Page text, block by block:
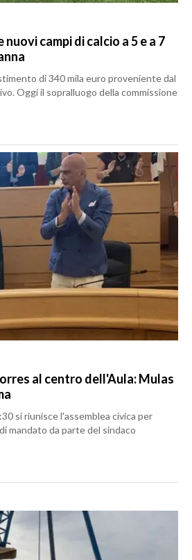
campi di calcio a 5 e a 7
di 340 mila euro proveniente dal
Oggi il sopralluogo della commissione
al centro dell'Aula: Mulas
si riunisce l'assemblea civica per
mandato da parte del sindaco